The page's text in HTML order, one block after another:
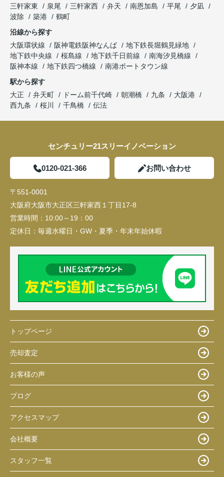
三軒家東
泉尾 三軒家西 弁天 南恩加島 平尾
夕凪
波除
築港
鶴町
沿線から探す
大阪環状線
阪神電鉄阪神なんば
地下鉄長堀鶴見緑地
地下鉄中央線
桜島線 地下鉄千日前線
南海汐見橋線
阪神本線
地下鉄四つ橋線
南港ポートタウン線
駅から探す
大正
弁天町 ドーム前千代崎 朝潮橋 九条
大阪港
西九条
桜川 千鳥橋 伝法
センチュリー21スリーイノベーション
0120-021-366 お問い合わせ
〒551-0001
大阪府大阪市大正区三軒家西１丁目17-8
営業時間： 10:00～19：00
定休日： 毎週水曜日・GW・夏季・年末年始休暇
トップページ
売却査定
お客様の声
ブログ
アクセスマップ
会社概要
スタッフ一覧